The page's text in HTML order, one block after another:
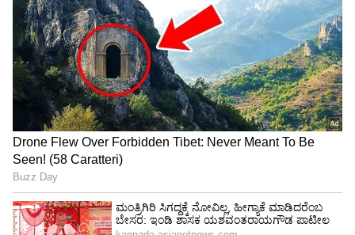
Trade Deal | Party Rounds